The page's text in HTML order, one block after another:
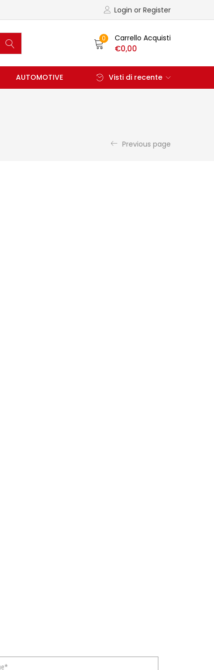
Login or Register
0 Carrello Acquisti
€0,00
AUTOMOTIVE Visti di recente
Previous page